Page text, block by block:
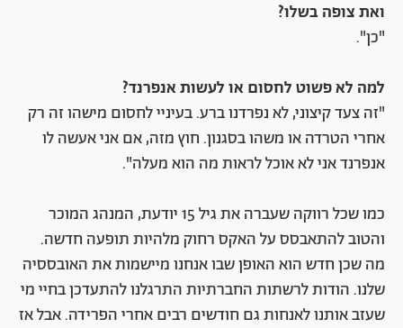
ואת צופה בשלו?
"כן".
למה לא פשוט לחסום או לעשות אנפרנד?
"זה צעד קיצוני, לא נפרדנו ברע. בעיניי לחסום מישהו זה רק
אחרי הטרדה או משהו בסגנון. חוץ מזה, אם אני אעשה לו
אנפרנד אני לא אוכל לראות מה הוא מעלה".
כמו שכל רווקה שעברה את גיל 15 יודעת, המנהג המוכר
והטוב להתאבסס על האקס רחוק מלהיות תופעה חדשה.
מה שכן חדש הוא האופן שבו אנחנו מיישמות את האובססיה
שלנו. הודות לרשתות החברתיות התרגלנו להתעדכן בחיי מי
שעזב אותנו לאנחות גם חודשים רבים אחרי הפרידה. אבל אז